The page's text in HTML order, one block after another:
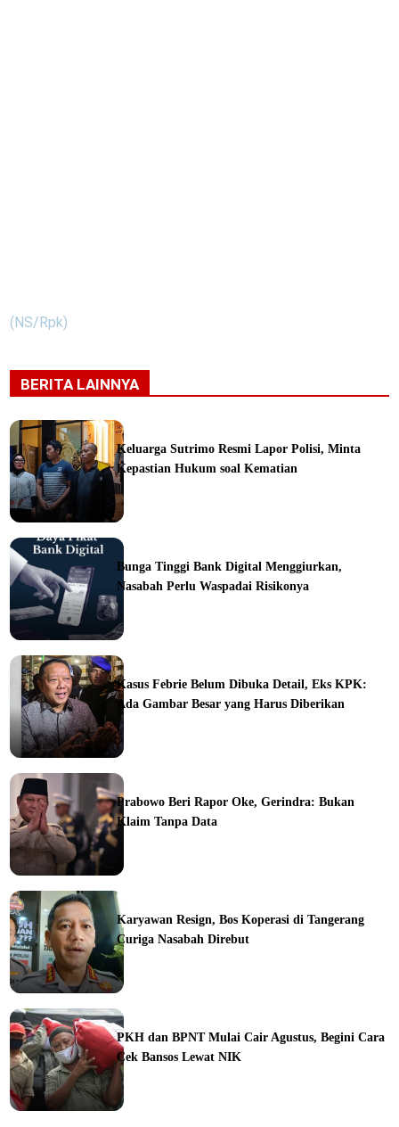
(NS/Rpk)
BERITA LAINNYA
Keluarga Sutrimo Resmi Lapor Polisi, Minta
Kepastian Hukum soal Kematian
Bunga Tinggi Bank Digital Menggiurkan,
Nasabah Perlu Waspadai Risikonya
Kasus Febrie Belum Dibuka Detail, Eks KPK:
Ada Gambar Besar yang Harus Diberikan
Prabowo Beri Rapor Oke, Gerindra: Bukan
Klaim Tanpa Data
Karyawan Resign, Bos Koperasi di Tangerang
Curiga Nasabah Direbut
PKH dan BPNT Mulai Cair Agustus, Begini Cara
Cek Bansos Lewat NIK